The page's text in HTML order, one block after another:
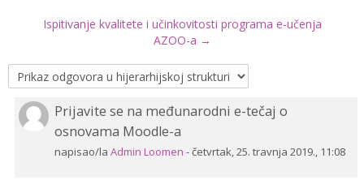
Hrvatski ‎(hr)‎
Pretraži
e-
kolegije
Ispitivanje kvalitete i učinkovitosti programa e-učenja
AZOO-a →
Prijavite se na međunarodni e-tečaj o
osnovama Moodle-a
napisao/laAdmin Loomen -četvrtak, 25. travnja 2019., 11:08
Broj
odgovora:
0